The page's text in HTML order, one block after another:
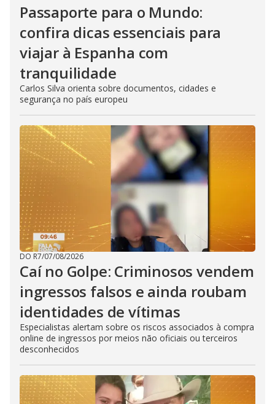
Passaporte para o Mundo:
confira dicas essenciais para
viajar à Espanha com
tranquilidade
Carlos Silva orienta sobre documentos, cidades e
segurança no país europeu
DO R7/07/08/2026
Caí no Golpe: Criminosos vendem
ingressos falsos e ainda roubam
identidades de vítimas
Especialistas alertam sobre os riscos associados à compra
online de ingressos por meios não oficiais ou terceiros
desconhecidos